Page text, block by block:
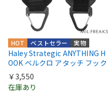
実物
ベストセラー
HOT
Haley Strategic ANYTHING H
OOK ベルクロ アタッチ フック
￥3,550
在庫あり